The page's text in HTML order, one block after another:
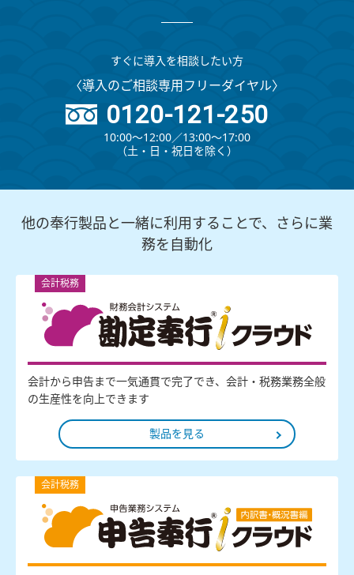
すぐに導入を相談したい方
〈導入のご相談専用フリーダイヤル〉
0120-121-250
10:00～12:00∕13:00～17:00
（⼟・⽇・祝⽇を除く）
他の奉行製品と一緒に利用することで、さらに業
務を自動化
会計税務
会計から申告まで一気通貫で完了でき、会計・税務業務全般
の生産性を向上できます
製品を見る
会計税務